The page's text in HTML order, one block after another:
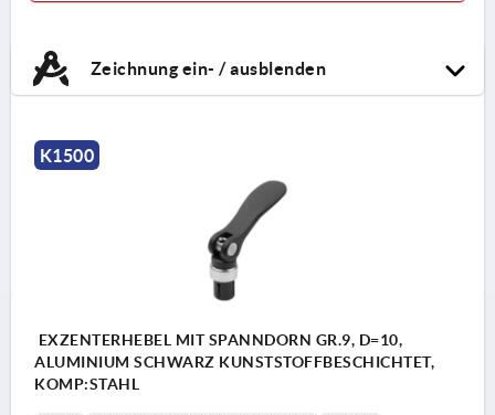
Zeichnung ein- / ausblenden
K1500
EXZENTERHEBEL MIT SPANNDORN GR.9, D=10,
ALUMINIUM SCHWARZ KUNSTSTOFFBESCHICHTET,
KOMP:STAHL